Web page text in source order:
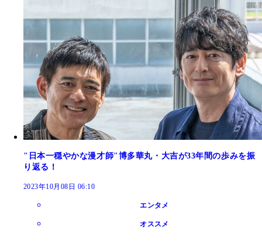
"日本一穏やかな漫才師"博多華丸・大吉が33年間の歩みを振
り返る！
2023年10月08日 06:10
エンタメ
オススメ